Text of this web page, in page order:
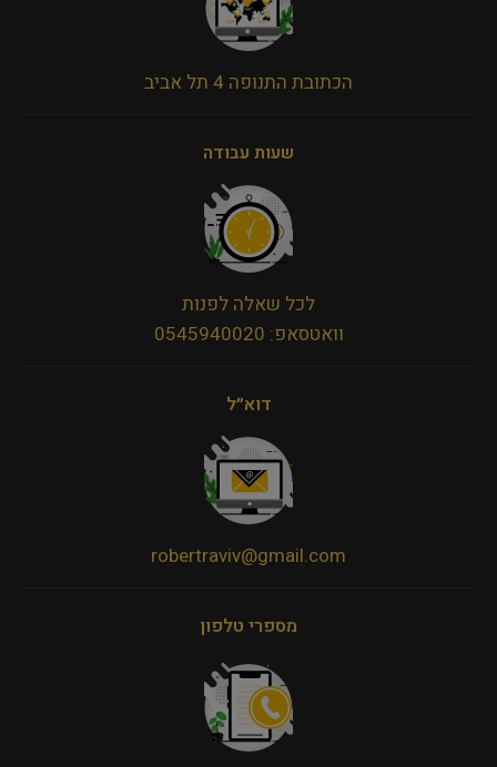
הכתובת התנופה 4 תל אביב
שעות עבודה
לכל שאלה לפנות
וואטסאפ: 0545940020
דוא״ל
robertraviv@gmail.com
מספרי טלפון